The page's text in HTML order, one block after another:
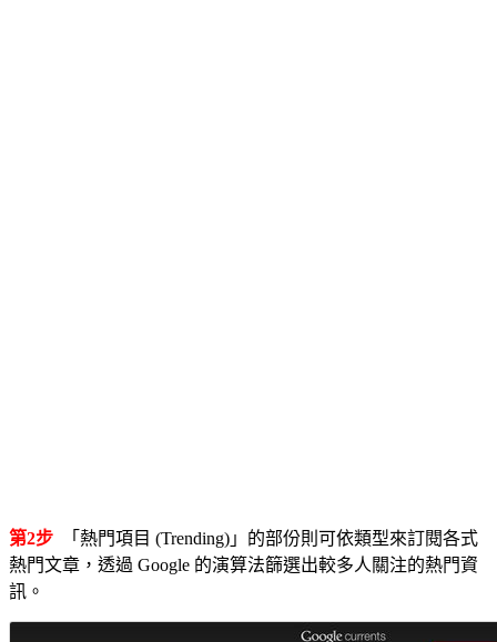
第2步 「熱門項目 (Trending)」的部份則可依類型來訂閱各式
熱門文章，透過 Google 的演算法篩選出較多人關注的熱門資
訊。